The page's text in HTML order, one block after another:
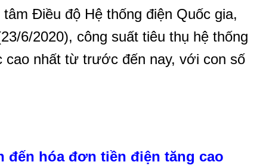
Điều độ Hệ thống điện Quốc gia,
6/2020), công suất tiêu thụ hệ thống
cao nhất từ trước đến nay, với con số
đến hóa đơn tiền điện tăng cao